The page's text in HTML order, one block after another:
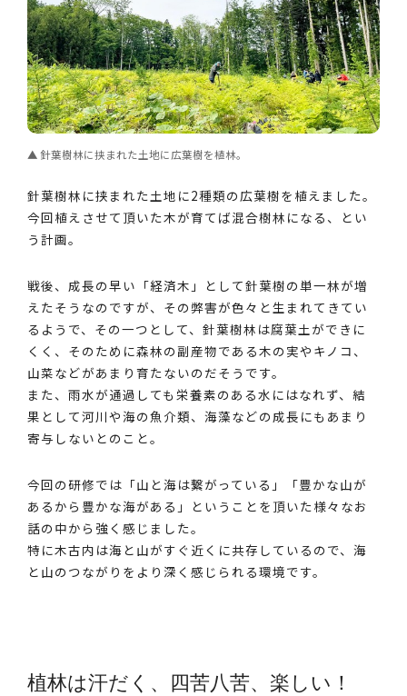
針葉樹林に挟まれた土地に広葉樹を植林。
針葉樹林に挟まれた土地に2種類の広葉樹を植えました。
今回植えさせて頂いた木が育てば混合樹林になる、とい
う計画。
戦後、成長の早い「経済木」として針葉樹の単一林が増
えたそうなのですが、その弊害が色々と生まれてきてい
るようで、その一つとして、針葉樹林は腐葉土ができに
くく、そのために森林の副産物である木の実やキノコ、
山菜などがあまり育たないのだそうです。
また、雨水が通過しても栄養素のある水にはなれず、結
果として河川や海の魚介類、海藻などの成長にもあまり
寄与しないとのこと。
今回の研修では「山と海は繋がっている」「豊かな山が
あるから豊かな海がある」ということを頂いた様々なお
話の中から強く感じました。
特に木古内は海と山がすぐ近くに共存しているので、海
と山のつながりをより深く感じられる環境です。
植林は汗だく、四苦八苦、楽しい！